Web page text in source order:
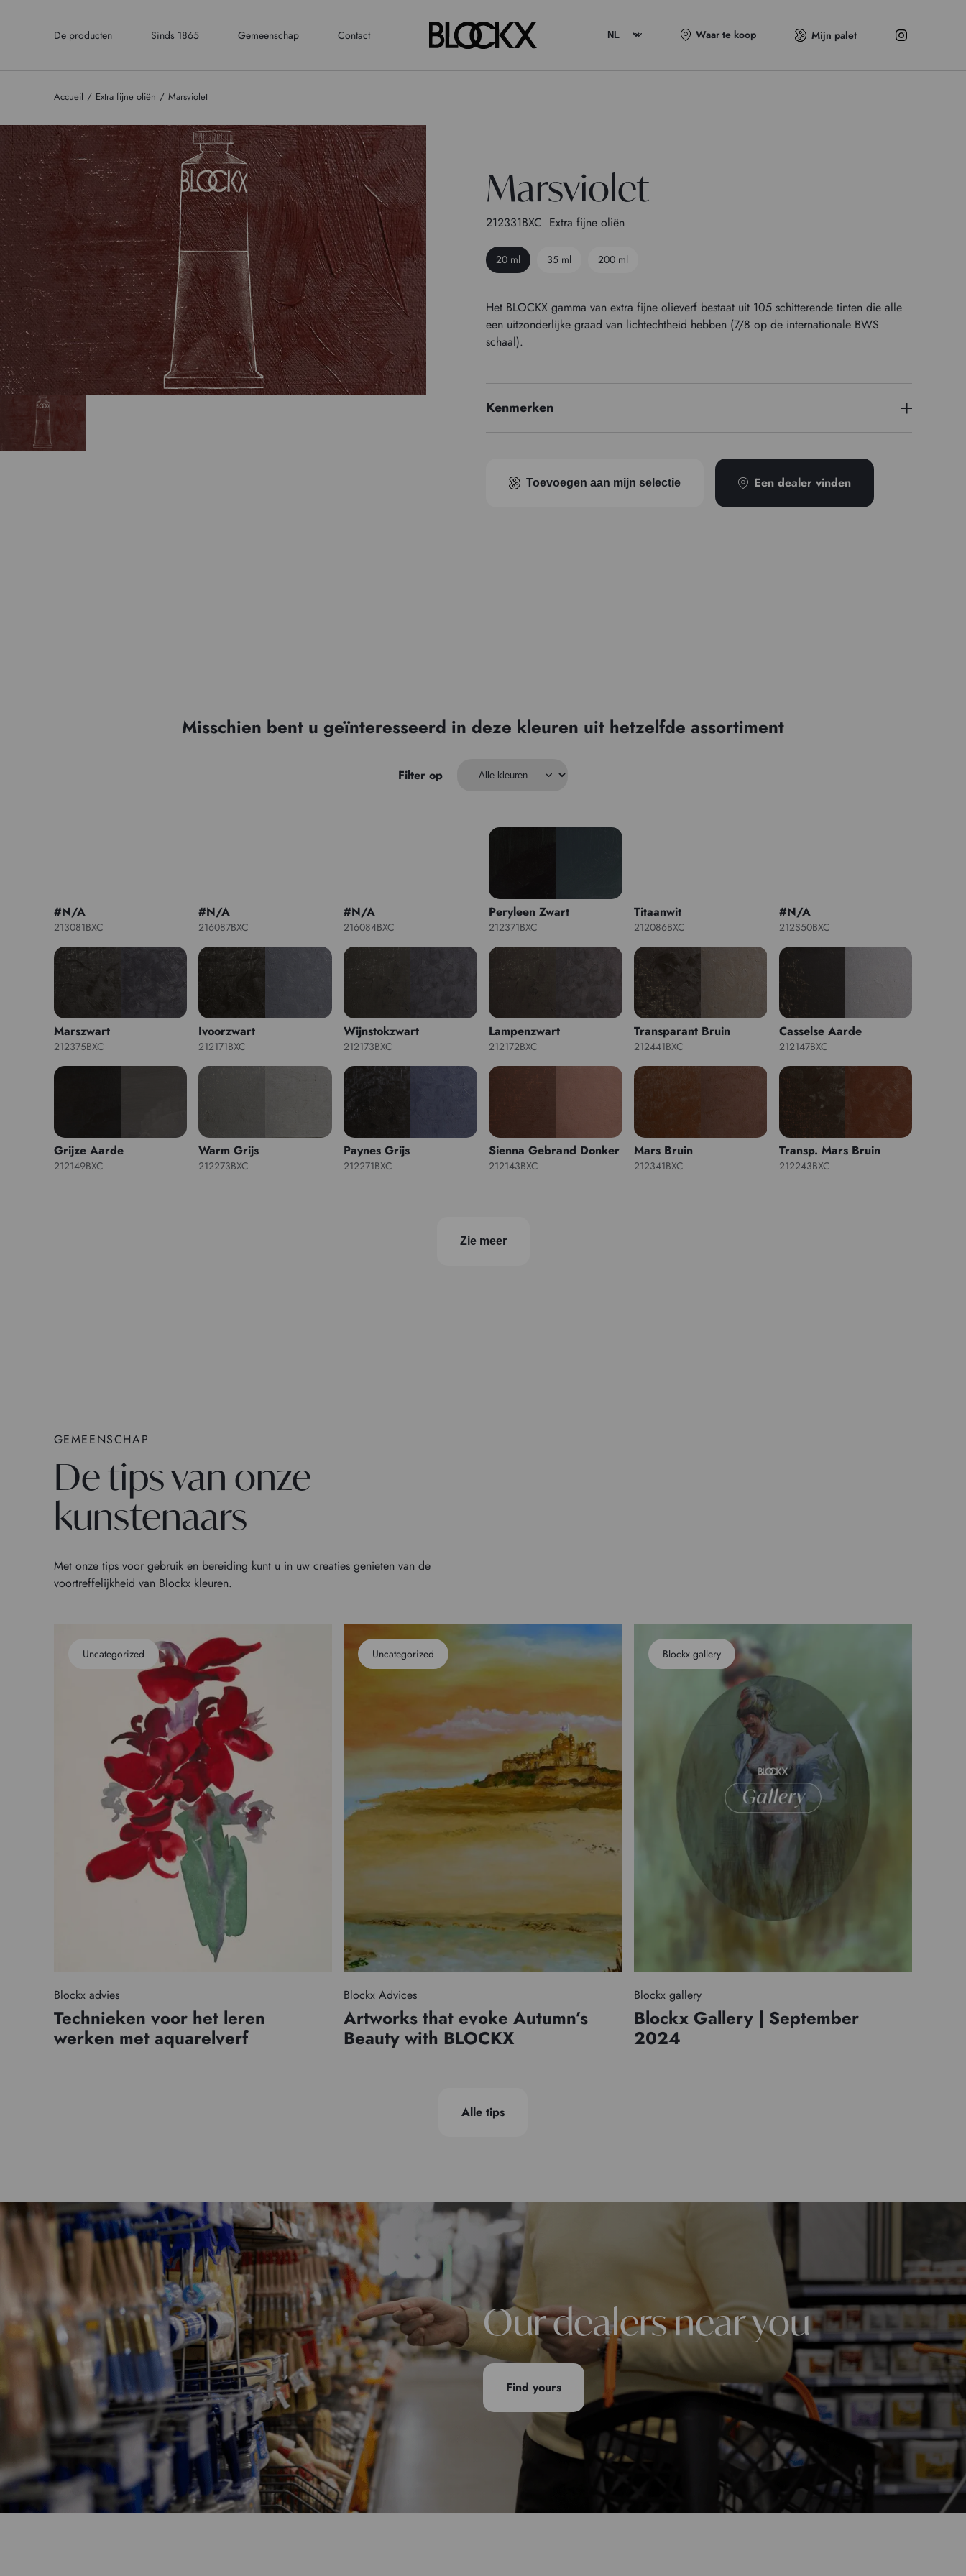
De producten Sinds 1865 Gemeenschap Contact Waar te koop Mijn palet
Accueil Extra fijne oliën Marsviolet
Marsviolet
212331BXC Extra fijne oliën
20 ml 35 ml 200 ml
Het BLOCKX gamma van extra fijne olieverf bestaat uit 105 schitterende tinten die alle
een uitzonderlijke graad van lichtechtheid hebben (7/8 op de internationale BWS
schaal).
Kenmerken
Pigment index
PR101
Ondoorzichtig
Toevoegen aan mijn selectie Een dealer vinden
Misschien bent u geïnteresseerd in deze kleuren uit hetzelfde assortiment
Filter op
#N/A
213081BXC
#N/A
216087BXC
#N/A
216084BXC
Peryleen Zwart
212371BXC
Titaanwit
212086BXC
#N/A
212S50BXC
Marszwart
212375BXC
Ivoorzwart
212171BXC
Wijnstokzwart
212173BXC
Lampenzwart
212172BXC
Transparant Bruin
212441BXC
Casselse Aarde
212147BXC
Grijze Aarde
212149BXC
Warm Grijs
212273BXC
Paynes Grijs
212271BXC
Sienna Gebrand Donker
212143BXC
Mars Bruin
212341BXC
Transp. Mars Bruin
212243BXC
Zie meer
GEMEENSCHAP
De tips van onze
kunstenaars
Met onze tips voor gebruik en bereiding kunt u in uw creaties genieten van de
voortreffelijkheid van Blockx kleuren.
Uncategorized
Blockx advies
Technieken voor het leren
werken met aquarelverf
Uncategorized
Blockx Advices
Artworks that evoke Autumn’s
Beauty with BLOCKX
Blockx gallery
Blockx gallery
Blockx Gallery | September
2024
Alle tips
Our dealers near you
Find yours